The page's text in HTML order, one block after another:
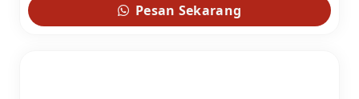
Pesan Sekarang